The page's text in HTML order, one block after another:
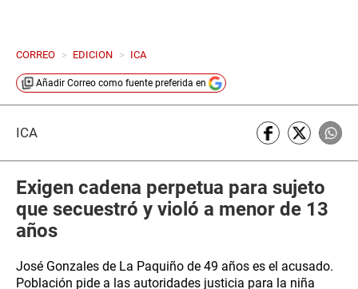
CORREO > EDICION > ICA
Añadir Correo como fuente preferida en
ICA
Exigen cadena perpetua para sujeto
que secuestró y violó a menor de 13
años
José Gonzales de La Paquiño de 49 años es el acusado.
Población pide a las autoridades justicia para la niña